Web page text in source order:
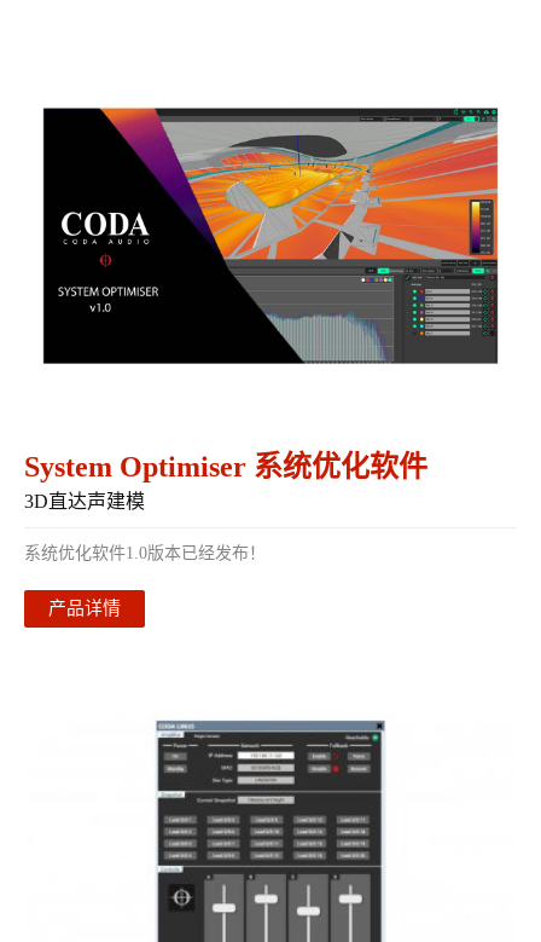
System Optimiser 系统优化软件
3D直达声建模
系统优化软件1.0版本已经发布！
产品详情